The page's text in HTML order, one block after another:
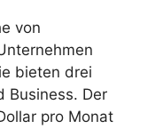
von
bieten drei
Business. Der
pro Monat